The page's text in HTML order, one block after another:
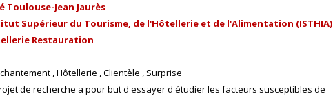
Toulouse-Jean Jaurès
Supérieur du Tourisme, de l'Hôtellerie et de l'Alimentation (ISTHIA)
Restauration
Hôtellerie Clientèle
Surprise
de recherche a pour but d'essayer d'étudier les facteurs susceptibles de